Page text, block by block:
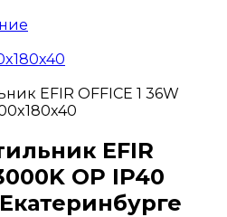
EFIR OFFICE 1 36W
EFIR
OP IP40